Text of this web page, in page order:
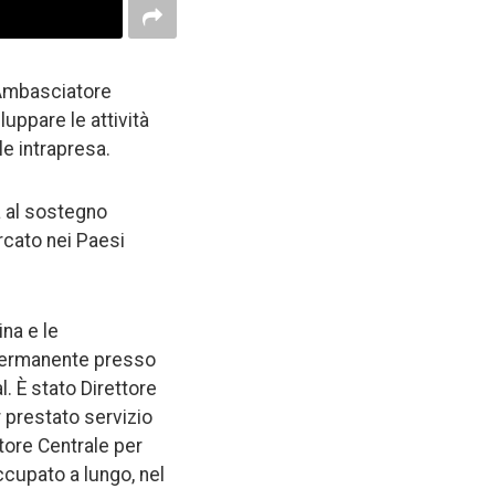
le attività
intrapresa.
al sostegno
nei Paesi
e le
presso
È stato Direttore
prestato servizio
Centrale per
a lungo, nel